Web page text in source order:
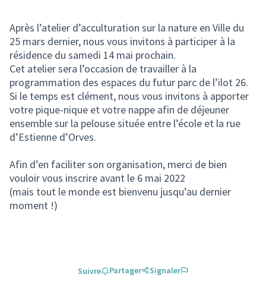
(Lien externe)
Après l’atelier d’acculturation sur la nature en Ville du
25 mars dernier, nous vous invitons à participer à la
résidence du samedi 14 mai prochain.
Cet atelier sera l’occasion de travailler à la
programmation des espaces du futur parc de l’ilot 26.
Si le temps est clément, nous vous invitons à apporter
votre pique-nique et votre nappe afin de déjeuner
ensemble sur la pelouse située entre l’école et la rue
d’Estienne d’Orves.
Afin d’en faciliter son organisation, merci de bien
vouloir vous inscrire avant le 6 mai 2022
(mais tout le monde est bienvenu jusqu’au dernier
moment !)
Suivre Partager Signaler